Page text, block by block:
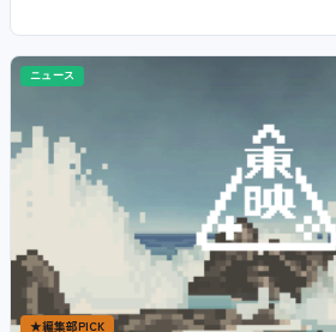
ニュース
★編集部PICK